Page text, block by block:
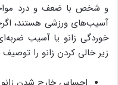
و شخص با ضعف و درد
آسیب‌های ورزشی هستند،
خوردگی زانو یا آسیب
زیر خالی کردن زانو را